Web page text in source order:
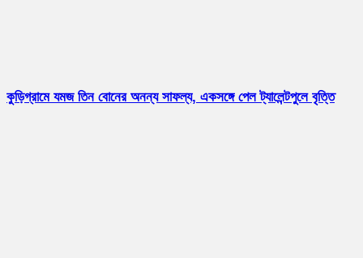
কুড়িগ্রামে যমজ তিন বোনের অনন্য সাফল্য, একসঙ্গে পেল ট্যালেন্টপুলে বৃত্তি